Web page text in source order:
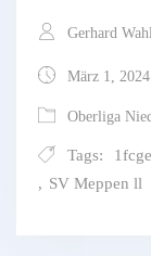
Gerhard Wahl
März 1, 2024
Oberliga
Tags:
, SV Meppen ll